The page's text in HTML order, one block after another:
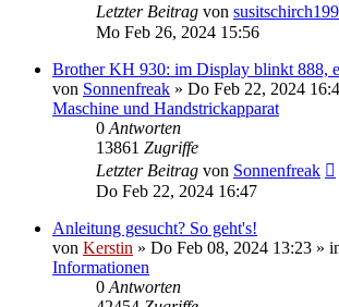
Letzter Beitrag von
Mo Feb 26, 2024 15:56
Brother KH 930: im Display blinkt 888,
von Sonnenfreak » Do Feb 22, 2024
Maschine und Handstrickapparat
0 Antworten
13861 Zugriffe
Letzter Beitrag von Sonnenfreak
Do Feb 22, 2024 16:47
Anleitung gesucht? So geht's!
von Kerstin » Do Feb 08, 2024 13:23 »
Informationen
0 Antworten